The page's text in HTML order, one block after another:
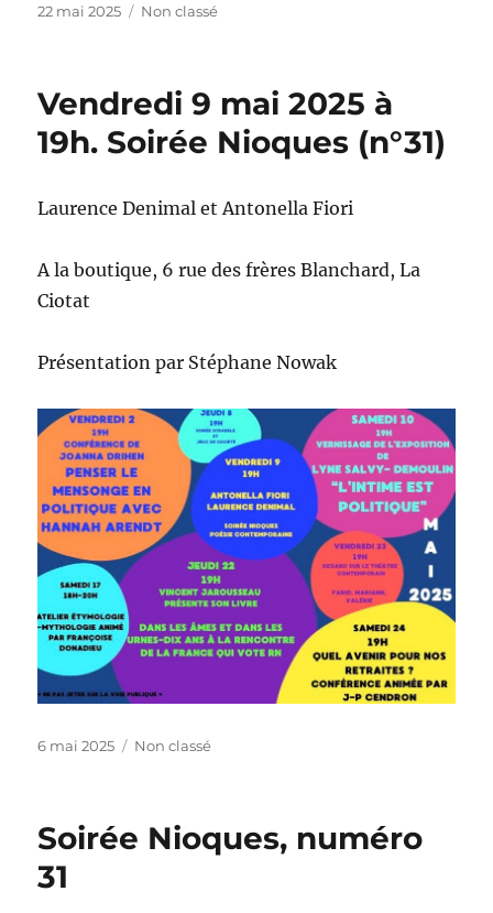
Publié
22 mai 2025 Catégories
Non classé
Vendredi 9 mai 2025 à
19h. Soirée Nioques (n°31)
Laurence Denimal et Antonella Fiori
A la boutique, 6 rue des frères Blanchard, La
Ciotat
Présentation par Stéphane Nowak
Publié
6 mai 2025 Catégories
Non classé
Soirée Nioques, numéro
31